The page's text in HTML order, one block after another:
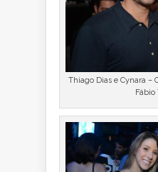
Thiago Dias e Cynara –
Fábio